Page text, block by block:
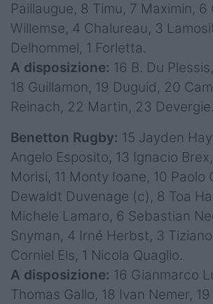
Paillaugue, 8 Timu, 7 Maximin, 6
Willemse, 4 Chalureau, 3
Delhommel, 1 Forletta.
A disposizione: 16 B. Du
18 Guillamon, 19 Duguid, 20
Reinach, 22 Martin, 23 Devergie.
Benetton Rugby: 15 Jayden
Angelo Esposito, 13 Ignacio
Morisi, 11 Monty Ioane, 10 Paolo
Dewaldt Duvenage (c), 8 Toa
Michele Lamaro, 6 Sebastian
Snyman, 4 Irné Herbst, 3
Corniel Els, 1 Nicola Quaglio.
A disposizione: 16 Gianmarco
Thomas Gallo, 18 Ivan Nemer,